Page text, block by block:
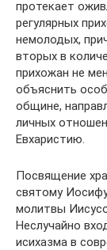
протекает
регулярных
немолодых,
вторых в
прихожан не
объяснить
общине,
личных
Евхаристию.
Посвящение
святому
молитвы
Неслучайно
исихазма в